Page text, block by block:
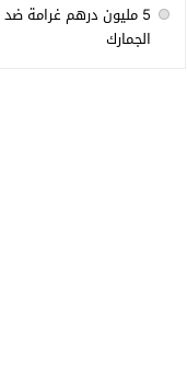
5 مليون درهم غرامة
الجمارك